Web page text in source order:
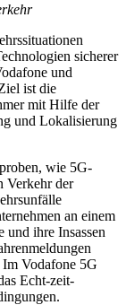
sicherer
und
ist die
mit Hilfe der
und Lokalisierung
wie 5G-
Verkehr der
an einem
und ihre Insassen
Vodafone 5G
Echt-zeit-